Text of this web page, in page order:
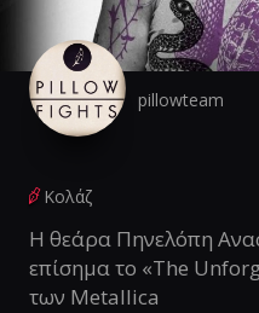
pillowteam
Κολάζ
Η θεάρα Πηνελόπη
επίσημα το «The
των Metallica